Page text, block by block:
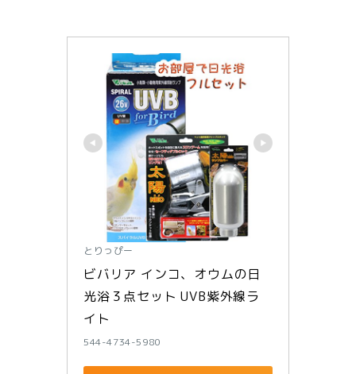
とりっぴー
ビバリア インコ、オウムの日
光浴３点セット UVB紫外線ラ
イト
544-4734-5980